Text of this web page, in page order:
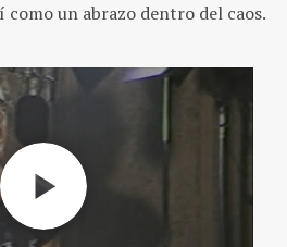
como un abrazo dentro del caos.